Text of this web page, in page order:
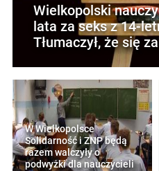
Wielkopolski
lata za seks z 14-
Tłumaczył, że się
W Wielkopolsce
Solidarność i ZNP będą
razem walczyły o
podwyżki dla nauczycieli